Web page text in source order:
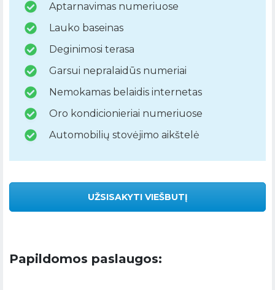
Aptarnavimas numeriuose
Lauko baseinas
Deginimosi terasa
Garsui nepralaidūs numeriai
Nemokamas belaidis internetas
Oro kondicionieriai numeriuose
Automobilių stovėjimo aikštelė
UŽSISAKYTI VIEŠBUTĮ
Papildomos paslaugos: